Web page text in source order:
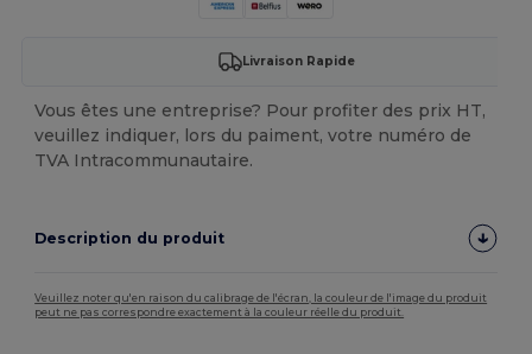
Livraison Rapide
Vous êtes une entreprise? Pour profiter des prix HT,
veuillez indiquer, lors du paiment, votre numéro de
TVA Intracommunautaire.
Description du produit
Veuillez noter qu'en raison du calibrage de l'écran, la couleur de l'image du produit
peut ne pas correspondre exactement à la couleur réelle du produit.